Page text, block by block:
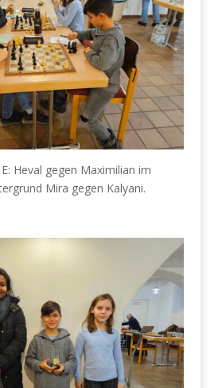
Heval gegen Maximilian im
Mira gegen Kalyani.